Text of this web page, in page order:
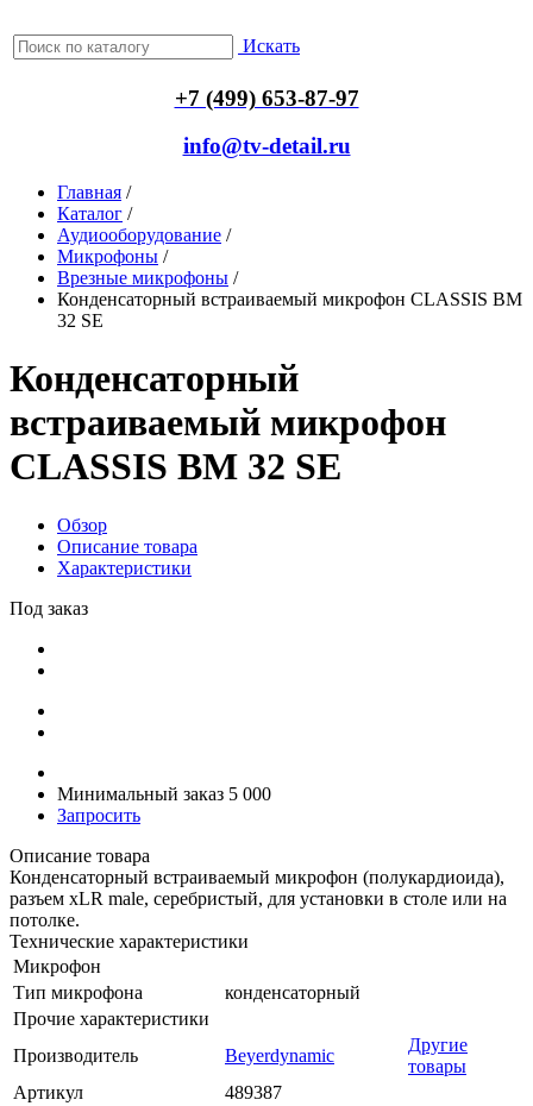
Искать
+7 (499) 653-87-97
info@tv-detail.ru
Главная /
Каталог /
Аудиооборудование /
Микрофоны /
Врезные микрофоны /
Конденсаторный встраиваемый микрофон CLASSIS BM
32 SE
Конденсаторный
встраиваемый микрофон
CLASSIS BM 32 SE
Обзор
Описание товара
Характеристики
Под заказ
Минимальный заказ 5 000
Запросить
Описание товара
Конденсаторный встраиваемый микрофон (полукардиоида),
разъем xLR male, серебристый, для установки в столе или на
потолке.
Технические характеристики
Микрофон
Тип микрофона
конденсаторный
Прочие характеристики
Производитель
Beyerdynamic
Другие
товары
Артикул
489387